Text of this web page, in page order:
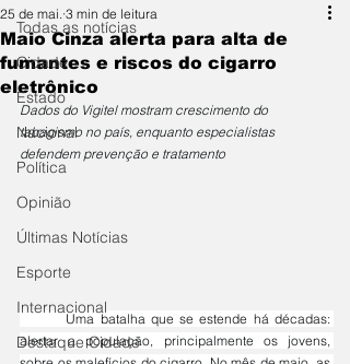
Todas as notícias
Cidade
Estado
Nacional
Política
Opinião
Últimas Notícias
Esporte
Internacional
Destaque Cidade
Maio Cinza alerta para alta de
fumantes e riscos do cigarro
eletrônico
25 de mai. 3 min de leitura
Dados do Vigitel mostram crescimento do
tabagismo no país, enquanto especialistas
defendem prevenção e tratamento
	Uma batalha que se estende há décadas:
alertar a população, principalmente os jovens,